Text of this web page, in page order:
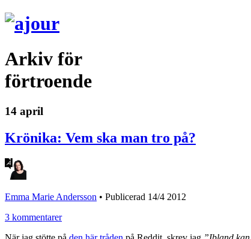
Arkiv för
förtroende
14 april
Krönika: Vem ska man tro på?
Emma Marie Andersson • Publicerad 14/4 2012
3 kommentarer